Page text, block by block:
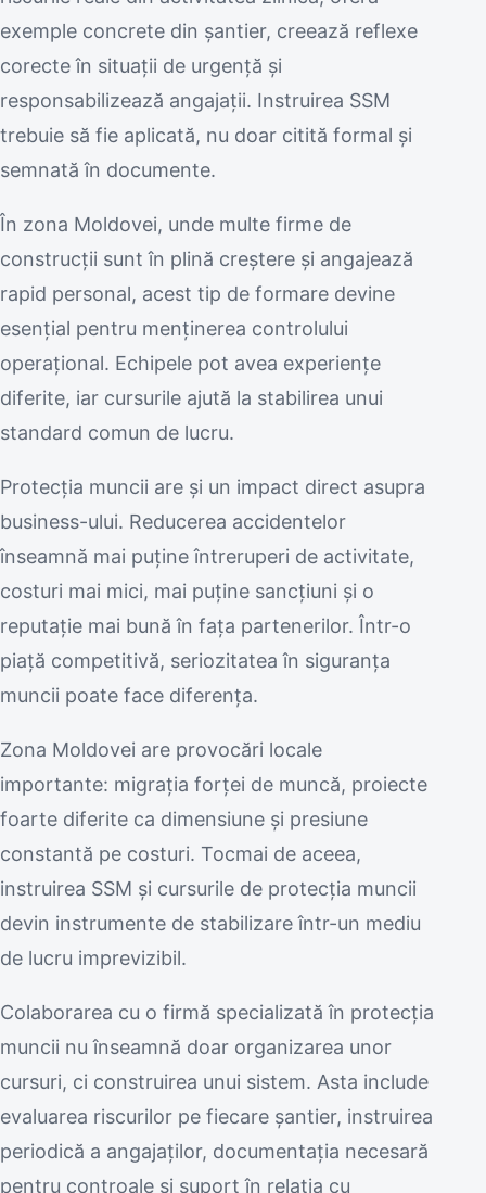
exemple concrete din șantier, creează reflexe
corecte în situații de urgență și
responsabilizează angajații. Instruirea SSM
trebuie să fie aplicată, nu doar citită formal și
semnată în documente.
În zona Moldovei, unde multe firme de
construcții sunt în plină creștere și angajează
rapid personal, acest tip de formare devine
esențial pentru menținerea controlului
operațional. Echipele pot avea experiențe
diferite, iar cursurile ajută la stabilirea unui
standard comun de lucru.
Protecția muncii are și un impact direct asupra
business-ului. Reducerea accidentelor
înseamnă mai puține întreruperi de activitate,
costuri mai mici, mai puține sancțiuni și o
reputație mai bună în fața partenerilor. Într-o
piață competitivă, seriozitatea în siguranța
muncii poate face diferența.
Zona Moldovei are provocări locale
importante: migrația forței de muncă, proiecte
foarte diferite ca dimensiune și presiune
constantă pe costuri. Tocmai de aceea,
instruirea SSM și cursurile de protecția muncii
devin instrumente de stabilizare într-un mediu
de lucru imprevizibil.
Colaborarea cu o firmă specializată în protecția
muncii nu înseamnă doar organizarea unor
cursuri, ci construirea unui sistem. Asta include
evaluarea riscurilor pe fiecare șantier, instruirea
periodică a angajaților, documentația necesară
pentru controale și suport în relația cu